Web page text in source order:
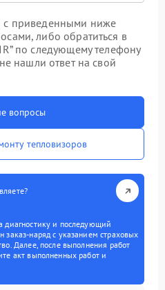
с приведенными ниже
либо обратиться в
по следующему телефону
нашли ответ на свой
вопросы
тепловизоров
диагностику и последующий
заказ-наряд с указанием страховых
Далее, после выполнения работ
акт выполненных работ и